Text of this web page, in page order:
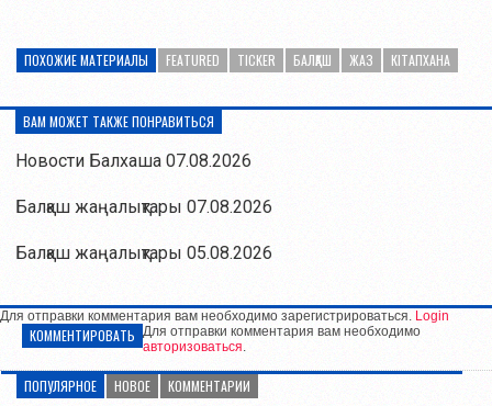
ПОХОЖИЕ МАТЕРИАЛЫ FEATURED TICKER БАЛҚАШ ЖАЗ КІТАПХАНА
ВАМ МОЖЕТ ТАКЖЕ ПОНРАВИТЬСЯ
Новости Балхаша 07.08.2026
Балқаш жаңалықтары 07.08.2026
Балқаш жаңалықтары 05.08.2026
Для отправки комментария вам необходимо зарегистрироваться. Login
КОММЕНТИРОВАТЬ Для отправки комментария вам необходимо
авторизоваться.
ПОПУЛЯРНОЕ НОВОЕ КОММЕНТАРИИ